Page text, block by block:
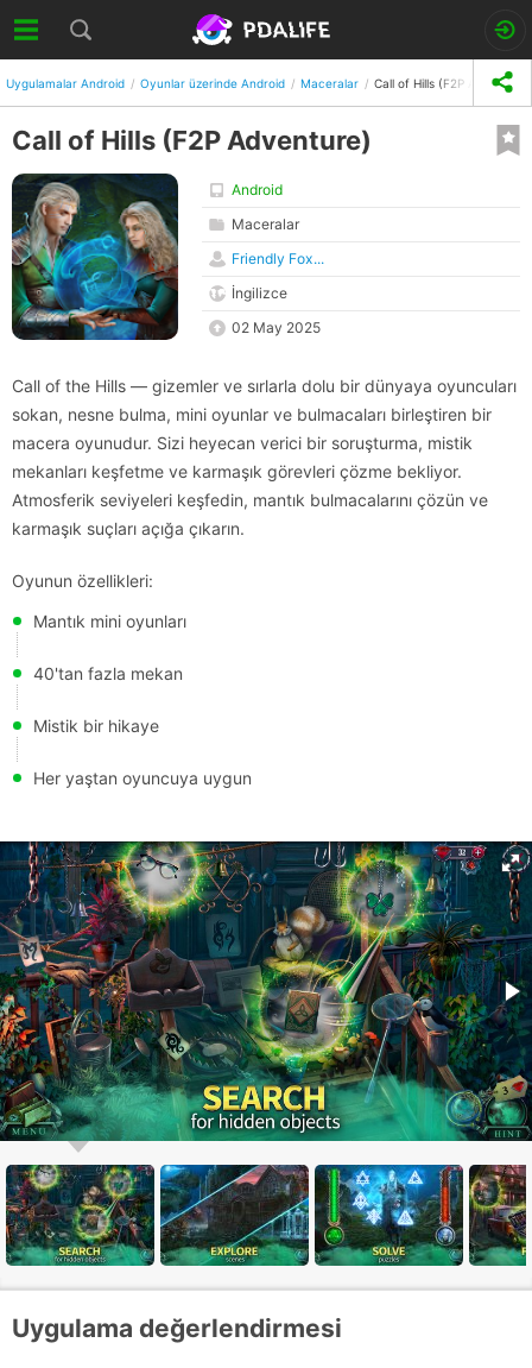
Uygulamalar Android Oyunlar üzerinde Android Maceralar Call of Hills (F2P Adventure)
Call of Hills (F2P Adventure)
Android
Maceralar
Friendly Fox...
İngilizce
02 May 2025
Call of the Hills — gizemler ve sırlarla dolu bir dünyaya oyuncuları
sokan, nesne bulma, mini oyunlar ve bulmacaları birleştiren bir
macera oyunudur. Sizi heyecan verici bir soruşturma, mistik
mekanları keşfetme ve karmaşık görevleri çözme bekliyor.
Atmosferik seviyeleri keşfedin, mantık bulmacalarını çözün ve
karmaşık suçları açığa çıkarın.
Oyunun özellikleri:
Mantık mini oyunları
40'tan fazla mekan
Mistik bir hikaye
Her yaştan oyuncuya uygun
Uygulama değerlendirmesi